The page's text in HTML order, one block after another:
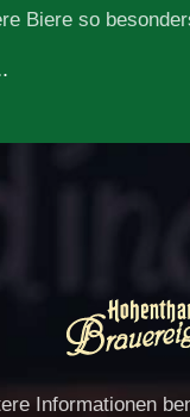
Biere so
Informationen